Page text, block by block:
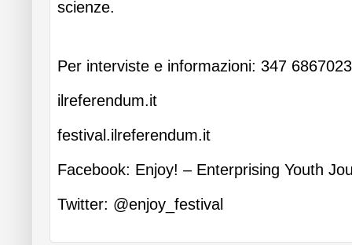
scienze.
Per interviste e informazioni: 347 6867023
ilreferendum.it
festival.ilreferendum.it
Facebook: Enjoy! – Enterprising Youth
Twitter: @enjoy_festival